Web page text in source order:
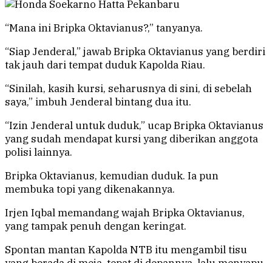
“Mana ini Bripka Oktavianus?,” tanyanya.
“Siap Jenderal,” jawab Bripka Oktavianus yang berdiri
tak jauh dari tempat duduk Kapolda Riau.
“Sinilah, kasih kursi, seharusnya di sini, di sebelah
saya,” imbuh Jenderal bintang dua itu.
“Izin Jenderal untuk duduk,” ucap Bripka Oktavianus
yang sudah mendapat kursi yang diberikan anggota
polisi lainnya.
Bripka Oktavianus, kemudian duduk. Ia pun
membuka topi yang dikenakannya.
Irjen Iqbal memandang wajah Bripka Oktavianus,
yang tampak penuh dengan keringat.
Spontan mantan Kapolda NTB itu mengambil tisu